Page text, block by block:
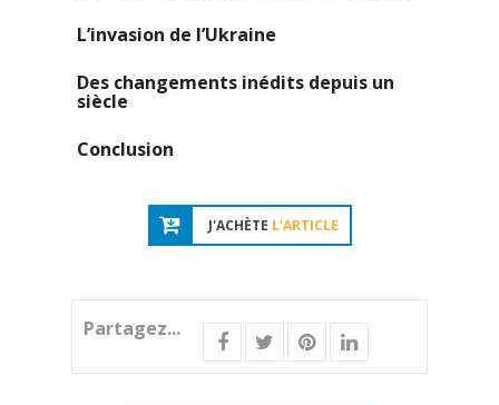
L’invasion de l’Ukraine
Des changements inédits depuis un
siècle
Conclusion
J'ACHÈTE L'ARTICLE
Partagez...